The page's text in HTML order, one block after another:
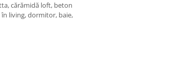
cărămidă loft, beton
living, dormitor, baie,